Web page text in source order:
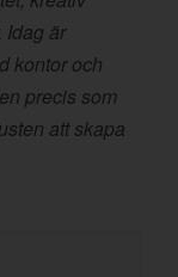
Idag är
kontor och
precis som
att skapa